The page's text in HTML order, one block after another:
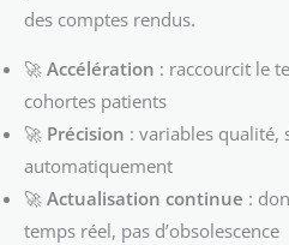
des comptes rendus.
🚀 Accélération : raccourcit le
cohortes patients
🚀 Précision : variables qualité,
automatiquement
🚀 Actualisation continue :
temps réel, pas d’obsolescence